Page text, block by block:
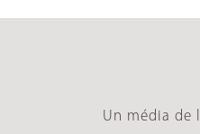
Un média de